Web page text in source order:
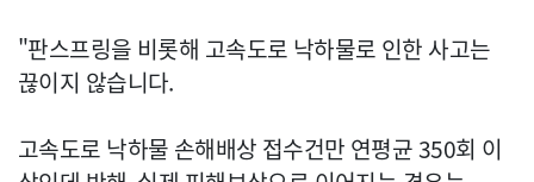
"판스프링을 비롯해 고속도로 낙하물로 인한 사고는
끊이지 않습니다.
고속도로 낙하물 손해배상 접수건만 연평균 350회 이